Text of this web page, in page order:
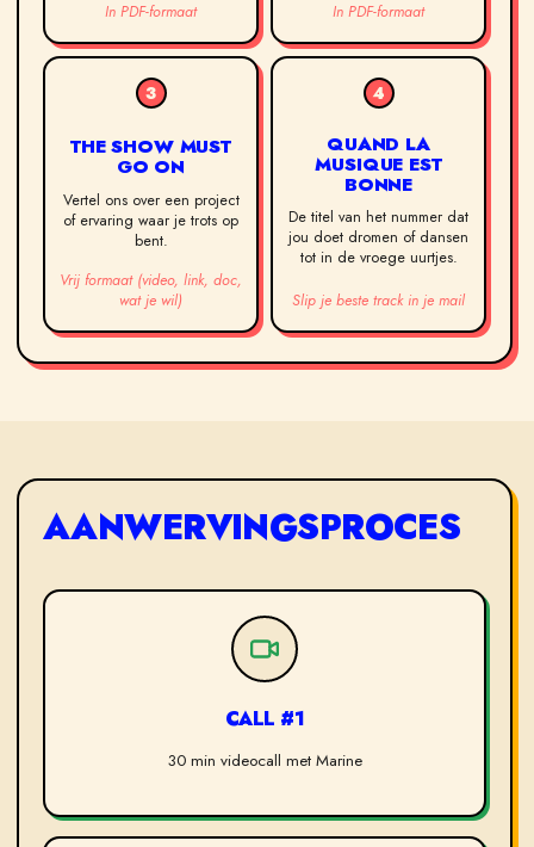
In PDF-formaat
In PDF-formaat
3
THE SHOW MUST
GO ON
Vertel ons over een project
of ervaring waar je trots op
bent.
Vrij formaat (video, link, doc,
wat je wil)
4
QUAND LA
MUSIQUE EST
BONNE
De titel van het nummer dat
jou doet dromen of dansen
tot in de vroege uurtjes.
Slip je beste track in je mail
AANWERVINGSPROCES
CALL #1
30 min videocall met Marine